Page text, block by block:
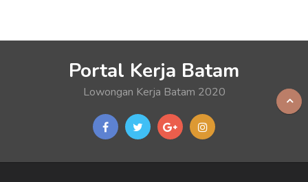
Portal Kerja Batam
Lowongan Kerja Batam 2020